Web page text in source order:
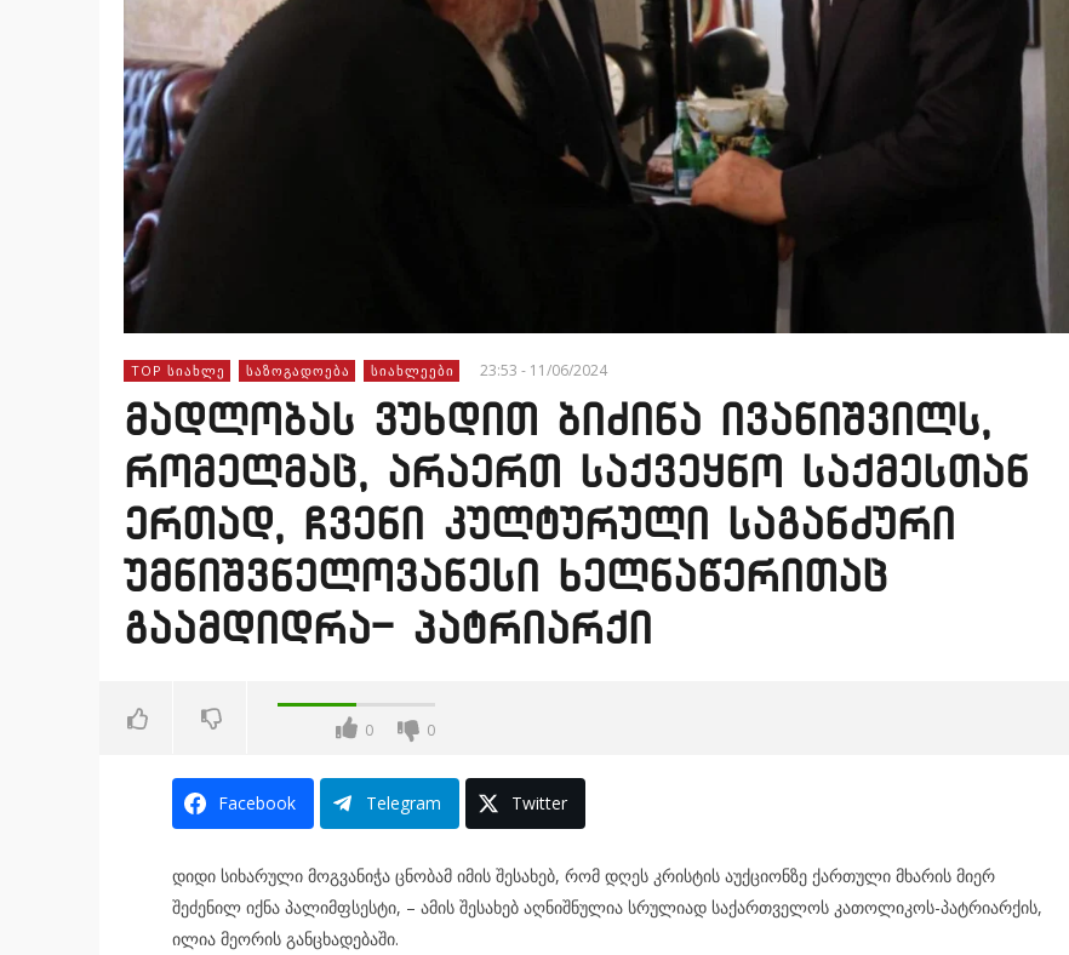
TOP ᲡᲘᲐᲮᲚᲔ ᲡᲐᲖᲝᲒᲐᲓᲝᲔᲑᲐ ᲡᲘᲐᲮᲚᲔᲔᲑᲘ 23:53 - 11/06/2024
მადლობას ვუხდით ბიძინა ივანიშვილს,
რომელმაც, არაერთ საქვეყნო საქმესთან
ერთად, ჩვენი კულტურული საგანძური
უმნიშვნელოვანესი ხელნაწერითაც
გაამდიდრა- პატრიარქი
0 0
Facebook Telegram Twitter
დიდი სიხარული მოგვანიჭა ცნობამ იმის შესახებ, რომ დღეს კრისტის აუქციონზე ქართული მხარის მიერ
შეძენილ იქნა პალიმფსესტი, – ამის შესახებ აღნიშნულია სრულიად საქართველოს კათოლიკოს-პატრიარქის,
ილია მეორის განცხადებაში.